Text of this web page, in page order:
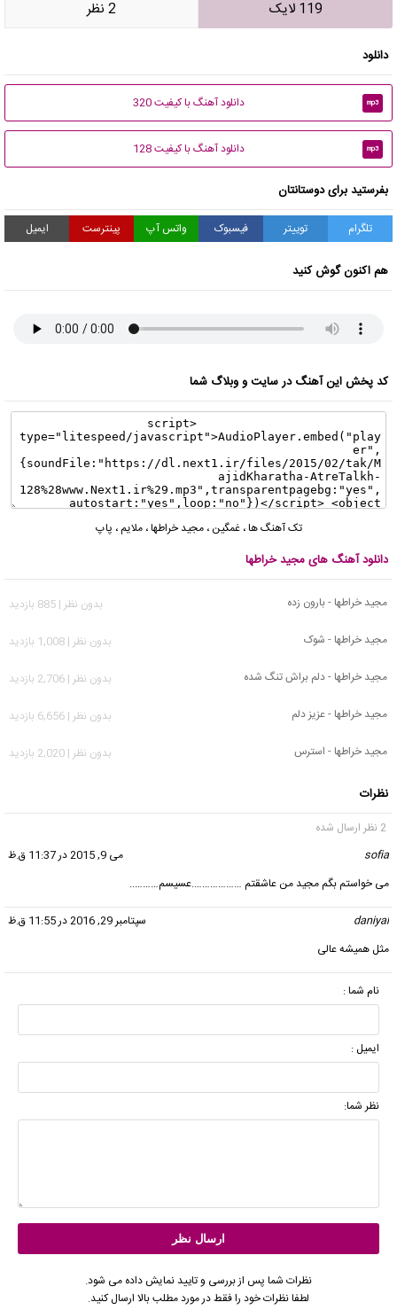
119 لایک 2 نظر
دانلود
mp3 دانلود آهنگ با کیفیت 320
mp3 دانلود آهنگ با کیفیت 128
بفرستید برای دوستانتان
تلگرام توییتر فیسبوک واتس آپ پینترست ایمیل
هم اکنون گوش کنید
کد پخش این آهنگ در سایت و وبلاگ شما
تک آهنگ ها،غمگین ،مجید خراطها،ملایم، پاپ
دانلود آهنگ های مجید خراطها
مجید خراطها - بارون زده
بدون نظر | 885 بازدید
مجید خراطها - شوک
بدون نظر | 1,008 بازدید
مجید خراطها - دلم براش تنگ شده
بدون نظر | 2,706 بازدید
مجید خراطها - عزیز دلم
بدون نظر | 6,656 بازدید
مجید خراطها - استرس
بدون نظر | 2,020 بازدید
نظرات
2 نظر ارسال شده
sofia
می 9, 2015 در 11:37 ق.ظ
می خواستم بگم مجید من عاشقتم ……………….عسیسم………..
daniyal
سپتامبر 29, 2016 در 11:55 ق.ظ
مثل همیشه عالی
نام شما :
ایمیل :
نظر شما:
نظرات شما پس از بررسی و تایید نمایش داده می شود.
لطفا نظرات خود را فقط در مورد مطلب بالا ارسال کنید.